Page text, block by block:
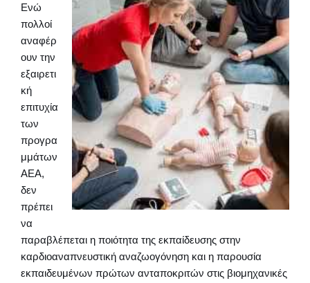
Ενώ
πολλοί
αναφέρ
ουν την
εξαιρετι
κή
επιτυχία
των
προγρα
μμάτων
AEΑ,
δεν
πρέπει
να
παραβλέπεται η ποιότητα της εκπαίδευσης στην
καρδιοαναπνευστική αναζωογόνηση και η παρουσία
εκπαιδευμένων πρώτων ανταποκριτών στις βιομηχανικές